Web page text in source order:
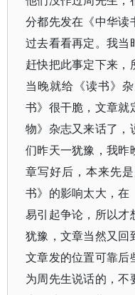
分都先发在《中华读
过去看看再定。我当
赶快把此事定下来，
当晚就给《读书》
书》很干脆，文章就
物》杂志又来话了，
们昨天一犹豫，我昨
章写好后，本来先
书》的影响太大，在
易引起争论，所以才
犹豫，文章当然又回
文章发的位置可靠后
为周先生说话的，